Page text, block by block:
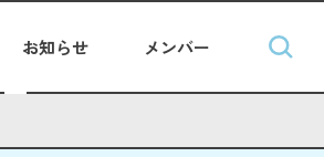
お知らせ メンバー